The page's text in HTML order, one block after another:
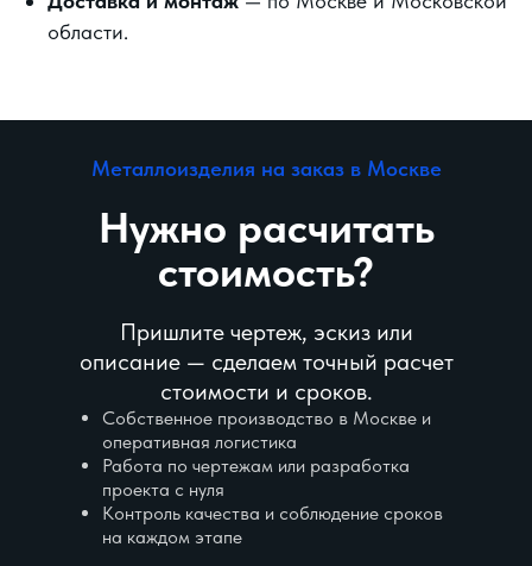
области.
Металлоизделия на заказ в Москве
Нужно раcчитать
стоимость?
Пришлите чертеж, эскиз или
описание — сделаем точный расчет
стоимости и сроков.
Собственное производство в Москве и
оперативная логистика
Работа по чертежам или разработка
проекта с нуля
Контроль качества и соблюдение сроков
на каждом этапе